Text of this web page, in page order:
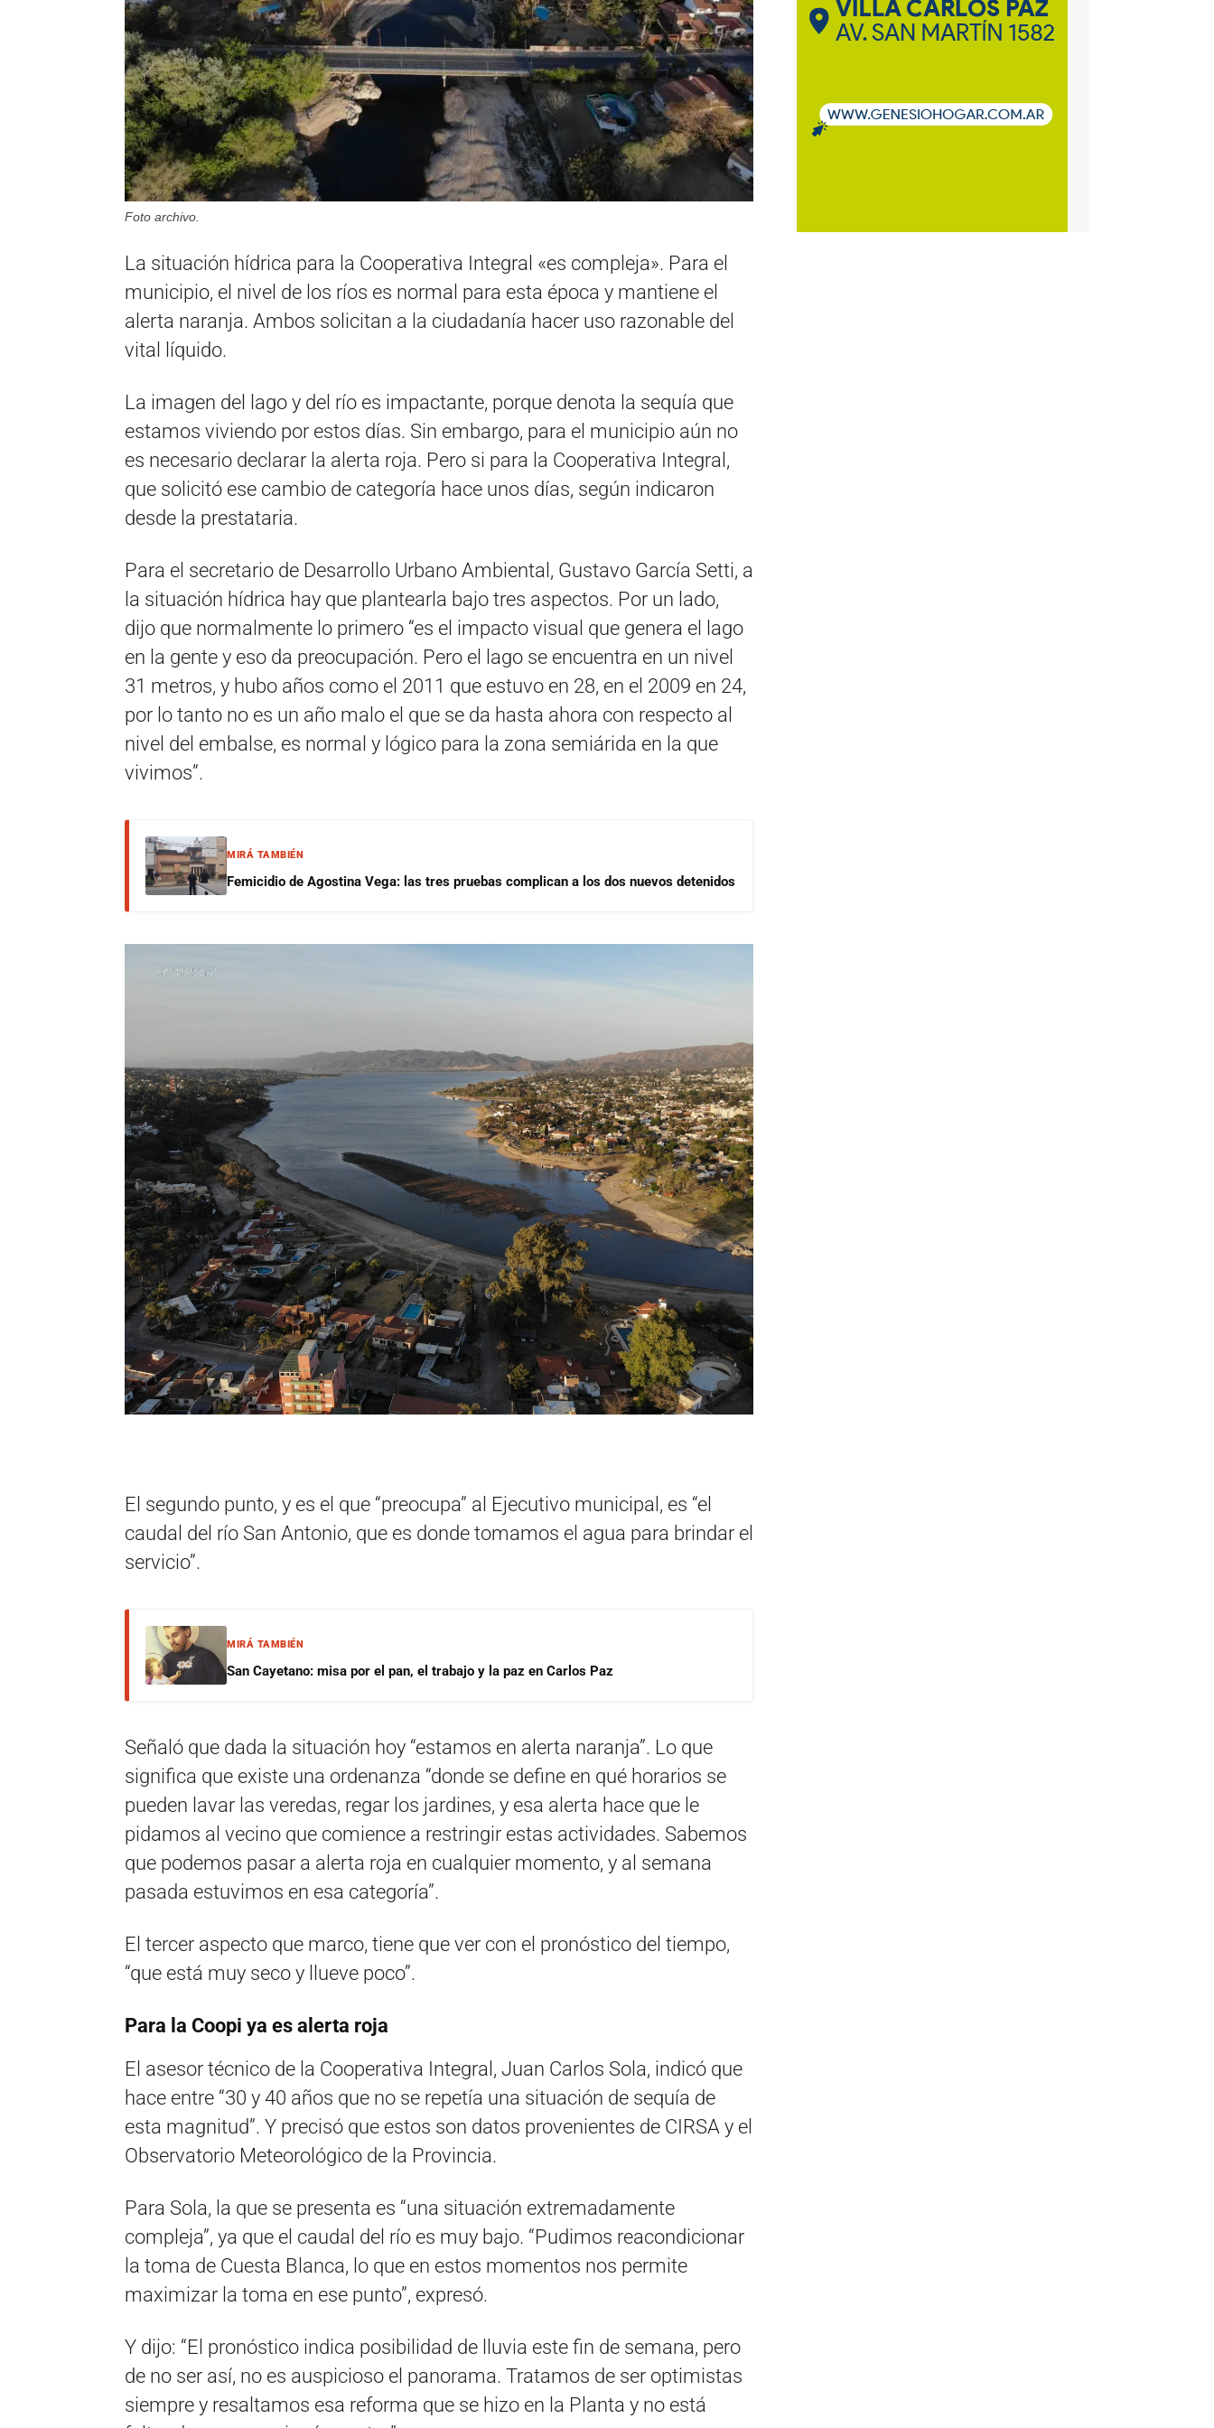
Foto archivo.
La situación hídrica para la Cooperativa Integral «es compleja». Para el
municipio, el nivel de los ríos es normal para esta época y mantiene el
alerta naranja. Ambos solicitan a la ciudadanía hacer uso razonable del
vital líquido.
La imagen del lago y del río es impactante, porque denota la sequía que
estamos viviendo por estos días. Sin embargo, para el municipio aún no
es necesario declarar la alerta roja. Pero si para la Cooperativa Integral,
que solicitó ese cambio de categoría hace unos días, según indicaron
desde la prestataria.
Para el secretario de Desarrollo Urbano Ambiental, Gustavo García Setti, a
la situación hídrica hay que plantearla bajo tres aspectos. Por un lado,
dijo que normalmente lo primero “es el impacto visual que genera el lago
en la gente y eso da preocupación. Pero el lago se encuentra en un nivel
31 metros, y hubo años como el 2011 que estuvo en 28, en el 2009 en 24,
por lo tanto no es un año malo el que se da hasta ahora con respecto al
nivel del embalse, es normal y lógico para la zona semiárida en la que
vivimos”.
MIRÁ TAMBIÉN
Femicidio de Agostina Vega: las tres pruebas complican a los dos nuevos detenidos
El segundo punto, y es el que “preocupa” al Ejecutivo municipal, es “el
caudal del río San Antonio, que es donde tomamos el agua para brindar el
servicio”.
MIRÁ TAMBIÉN
San Cayetano: misa por el pan, el trabajo y la paz en Carlos Paz
Señaló que dada la situación hoy “estamos en alerta naranja”. Lo que
significa que existe una ordenanza “donde se define en qué horarios se
pueden lavar las veredas, regar los jardines, y esa alerta hace que le
pidamos al vecino que comience a restringir estas actividades. Sabemos
que podemos pasar a alerta roja en cualquier momento, y al semana
pasada estuvimos en esa categoría”.
El tercer aspecto que marco, tiene que ver con el pronóstico del tiempo,
“que está muy seco y llueve poco”.
Para la Coopi ya es alerta roja
El asesor técnico de la Cooperativa Integral, Juan Carlos Sola, indicó que
hace entre “30 y 40 años que no se repetía una situación de sequía de
esta magnitud”. Y precisó que estos son datos provenientes de CIRSA y el
Observatorio Meteorológico de la Provincia.
Para Sola, la que se presenta es “una situación extremadamente
compleja”, ya que el caudal del río es muy bajo. “Pudimos reacondicionar
la toma de Cuesta Blanca, lo que en estos momentos nos permite
maximizar la toma en ese punto”, expresó.
Y dijo: “El pronóstico indica posibilidad de lluvia este fin de semana, pero
de no ser así, no es auspicioso el panorama. Tratamos de ser optimistas
siempre y resaltamos esa reforma que se hizo en la Planta y no está